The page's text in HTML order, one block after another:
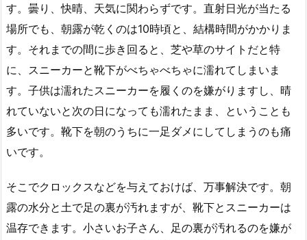
す。曇り、快晴、天気に関わらずです。直射日光が当たる
場所でも、朝露が乾くのは10時頃と、結構時間がかかりま
す。それまでの間に歩き回ると、芝や草のサイトだと特
に、スニーカーと靴下がべちゃべちゃに濡れてしまいま
す。子供は濡れたスニーカーを履くのを嫌がりますし、晴
れていないと次の日になっても濡れたまま、ということも
多いです。靴下を朝のうちに一足ダメにしてしまうのも痛
いです。
そこでクロックスなどを与えておけば、万事解決です。朝
露の水分と土で足の裏が汚れますが、靴下とスニーカーは
温存できます。小さいお子さん、足の裏が汚れるのを嫌が